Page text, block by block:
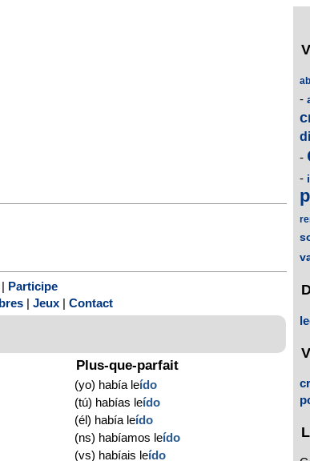
Participe
Jeux Contact
Plus-que-parfait
(yo) había leído
(tú) habías leído
(él) había leído
(ns) habíamos leído
(vs) habíais leído
-
-
-